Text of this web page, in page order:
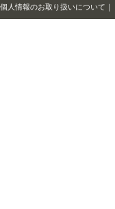
個人情報のお取り扱いについて ｜